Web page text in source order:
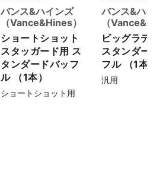
バンス&ハインズ
（Vance&Hines）
ショートショット
スタッガード用 ス
タンダードバッフ
ル （1本）
ショートショット用
バンス&ハ
（
ビッグラ
スタンダ
フル （1本
汎用